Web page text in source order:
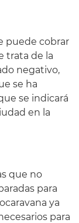
puede cobrar
trata de la
negativo,
se ha
se indicará
en la
que no
para
ya
para